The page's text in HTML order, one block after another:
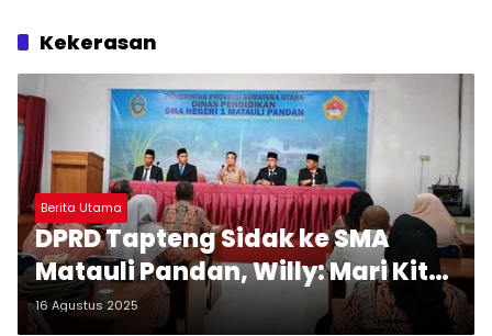
Kekerasan
Berita Utama
DPRD Tapteng Sidak ke SMA
Matauli Pandan, Willy: Mari Kita
Tunggu Hasil dari Polres
16 Agustus 2025